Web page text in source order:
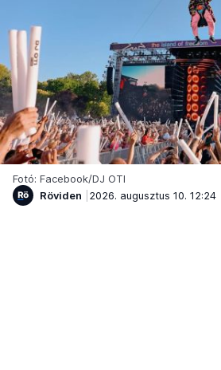
Fotó: Facebook/DJ OTI
Röviden
2026. augusztus 10. 12:24